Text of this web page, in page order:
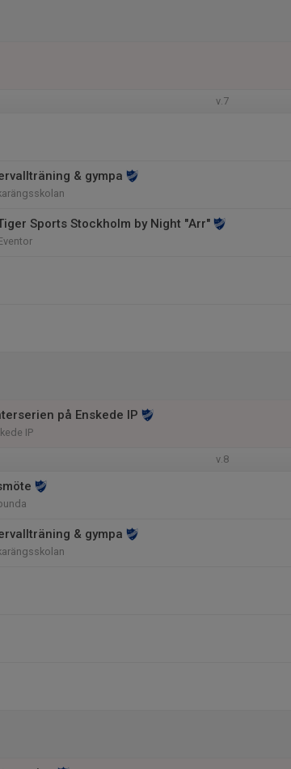
v.7
& gympa
Sports Stockholm by Night "Arr"
på Enskede IP
IP
v.8
& gympa